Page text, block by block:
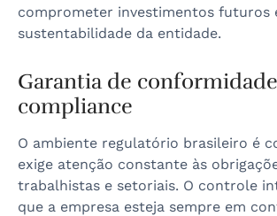
comprometer investimentos futuros
sustentabilidade da entidade.
Garantia de
compliance
O ambiente regulatório brasileiro é
exige atenção constante às
trabalhistas e setoriais. O controle
que a empresa esteja sempre em